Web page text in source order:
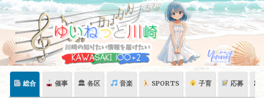
Skip
content
総合 催事 🏛 各区 音楽 SPORTS 子育 応募 🏛